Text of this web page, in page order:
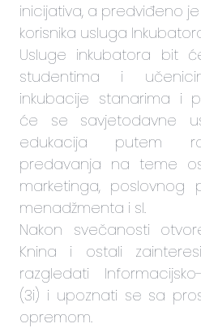
inicijativa, a predviđeno
korisnika usluga
Usluge inkubatora bit
studentima i
inkubacije stanarima i
će se savjetodavne
edukacija putem
predavanja na teme
marketinga, poslovnog
menadžmenta i sl.
Nakon svečanosti
Knina i ostali
razgledati
(3i) i upoznati se sa
opremom.